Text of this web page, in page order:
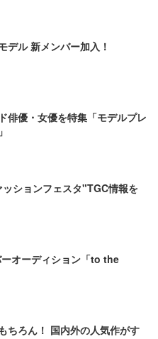
デル 新メンバー加入！
俳優・女優を特集「モデルプレ
ションフェスタ"TGC情報を
オーディション「to the
ちろん！ 国内外の人気作がす